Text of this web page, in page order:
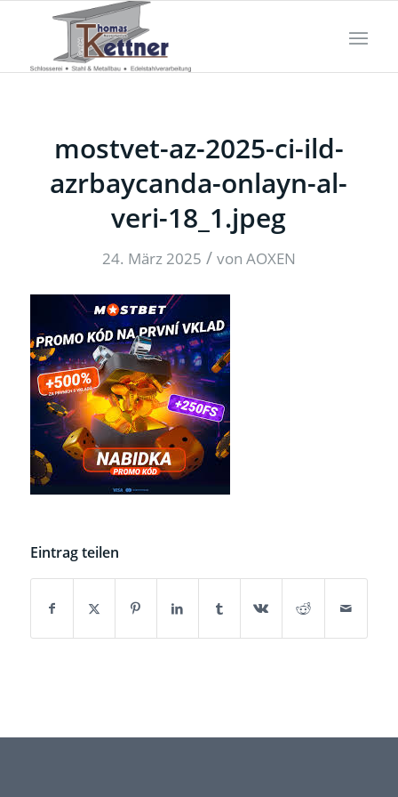
mostvet-az-2025-ci-ild-
azrbaycanda-onlayn-al-
veri-18_1.jpeg
24. März 2025 / von AOXEN
Eintrag teilen